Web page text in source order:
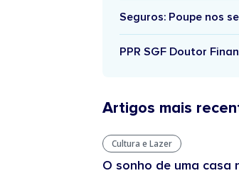
Seguros: Poupe nos
PPR SGF Doutor
Artigos mais
Cultura e Lazer
O sonho de uma casa